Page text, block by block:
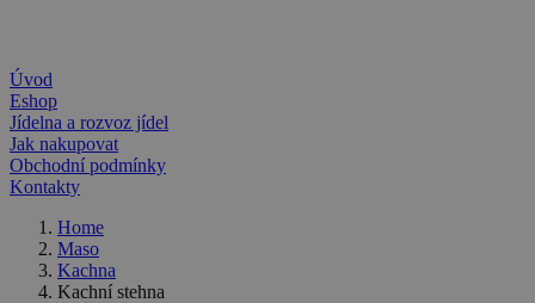
Úvod
Eshop
Jídelna a rozvoz jídel
Jak nakupovat
Obchodní podmínky
Kontakty
Home
Maso
Kachna
Kachní stehna